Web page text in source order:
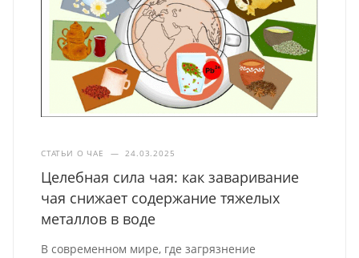
СТАТЬИ О ЧАЕ — 24.03.2025
Целебная сила чая: как заваривание
чая снижает содержание тяжелых
металлов в воде
В современном мире, где загрязнение